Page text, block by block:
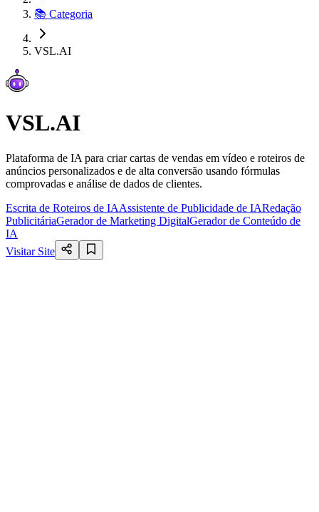
📚 Categoria
VSL.AI
VSL.AI
Plataforma de IA para criar cartas de vendas em vídeo e roteiros de
anúncios personalizados e de alta conversão usando fórmulas
comprovadas e análise de dados de clientes.
Escrita de Roteiros de IAAssistente de Publicidade de IARedação
PublicitáriaGerador de Marketing DigitalGerador de Conteúdo de
IA
Visitar Site